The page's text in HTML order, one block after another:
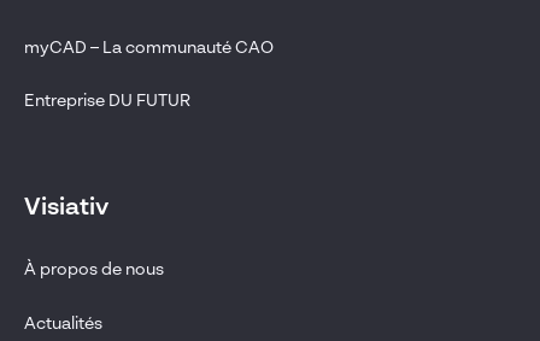
myCAD – La communauté CAO
Entreprise DU FUTUR
Visiativ
À propos de nous
Actualités